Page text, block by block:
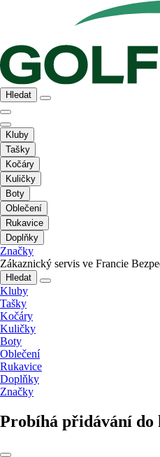
Hledat
Kluby
Tašky
Kočáry
Kuličky
Boty
Oblečení
Rukavice
Doplňky
Značky
Zákaznický servis ve Francie
Hledat
Kluby
Tašky
Kočáry
Kuličky
Boty
Oblečení
Rukavice
Doplňky
Značky
Probíhá přidávání do